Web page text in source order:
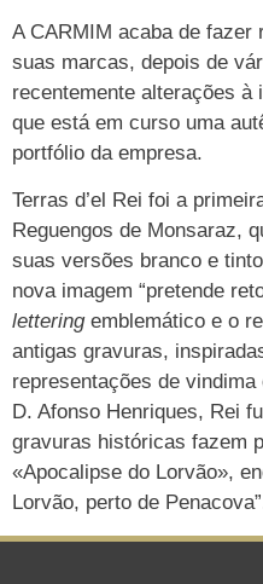
A CARMIM acaba de fazer
suas marcas, depois de
recentemente alterações à
que está em curso uma
portfólio da empresa.
Terras d’el Rei foi a
Reguengos de Monsaraz,
suas versões branco e
nova imagem “pretende
letteringemblemático e o
antigas gravuras,
representações de
D. Afonso Henriques, Rei
gravuras históricas fazem
«Apocalipse do Lorvão»,
Lorvão, perto de